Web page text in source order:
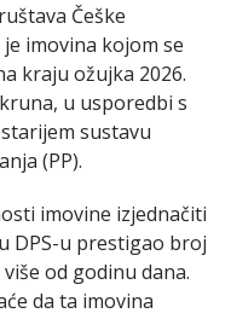
Češke
je imovina kojom se
kraju ožujka 2026.
u usporedbi s
sustavu
(PP).
imovine izjednačiti
DPS-u prestigao broj
od godinu dana.
da ta imovina